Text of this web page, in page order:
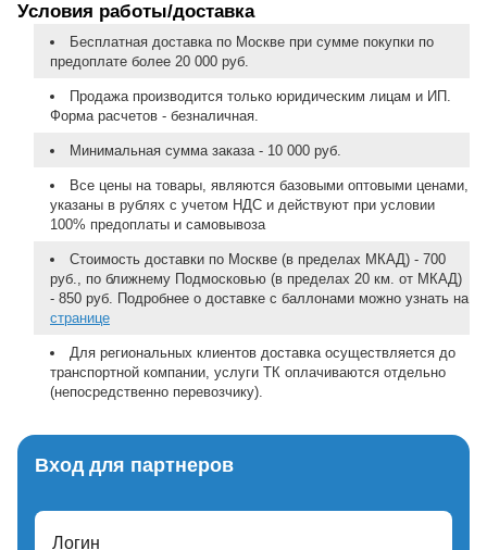
Условия работы/доставка
Бесплатная доставка по Москве при сумме покупки по
предоплате более 20 000 руб.
Продажа производится только юридическим лицам и ИП.
Форма расчетов - безналичная.
Минимальная сумма заказа - 10 000 руб.
Все цены на товары, являются базовыми оптовыми ценами,
указаны в рублях с учетом НДС и действуют при условии
100% предоплаты и самовывоза
Стоимость доставки по Москве (в пределах МКАД) - 700
руб., по ближнему Подмосковью (в пределах 20 км. от МКАД)
- 850 руб. Подробнее о доставке с баллонами можно узнать на
странице
Для региональных клиентов доставка осуществляется до
транспортной компании, услуги ТК оплачиваются отдельно
(непосредственно перевозчику).
Вход для партнеров
Логин